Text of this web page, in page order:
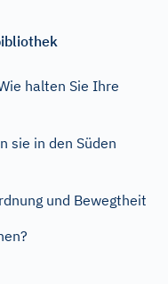
halten Sie Ihre
sie in den Süden
und Bewegtheit